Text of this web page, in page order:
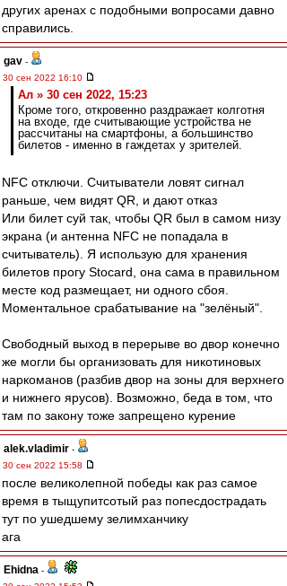
других аренах с подобными вопросами давно
справились.
gav -
30 сен 2022 16:10
Ал » 30 сен 2022, 15:23
Кроме того, откровенно раздражает колготня
на входе, где считывающие устройства не
рассчитаны на смартфоны, а большинство
билетов - именно в гаждетах у зрителей.
NFC отключи. Считыватели ловят сигнал
раньше, чем видят QR, и дают отказ
Или билет суй так, чтобы QR был в самом низу
экрана (и антенна NFC не попадала в
считыватель). Я использую для хранения
билетов прогу Stocard, она сама в правильном
месте код размещает, ни одного сбоя.
Моментальное срабатывание на "зелёный".
Свободный выход в перерыве во двор конечно
же могли бы организовать для никотиновых
наркоманов (разбив двор на зоны для верхнего
и нижнего ярусов). Возможно, беда в том, что
там по закону тоже запрещено курение
alek.vladimir -
30 сен 2022 15:58
после великолепной победы как раз самое
время в тыщупитсотый раз попесдострадать
тут по ушедшему зелимханчику
ага
Ehidna -